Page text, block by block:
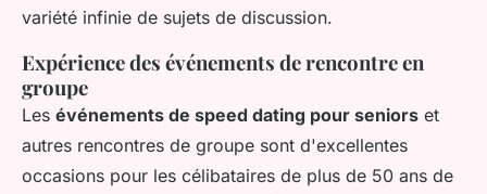
variété infinie de sujets de discussion.
Expérience des événements de rencontre en
groupe
Les événements de speed dating pour seniors et
autres rencontres de groupe sont d'excellentes
occasions pour les célibataires de plus de 50 ans de